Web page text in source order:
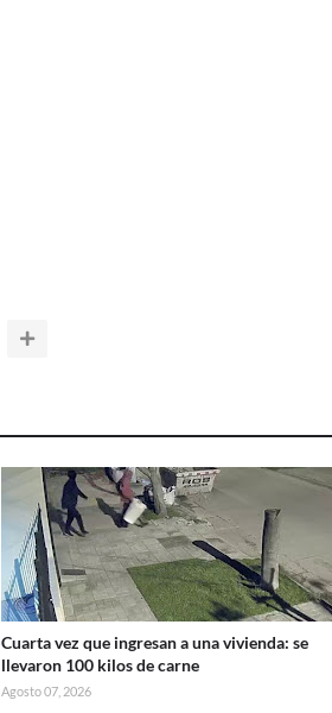
Cuarta vez que ingresan a una vivienda: se
llevaron 100 kilos de carne
Agosto 07, 2026